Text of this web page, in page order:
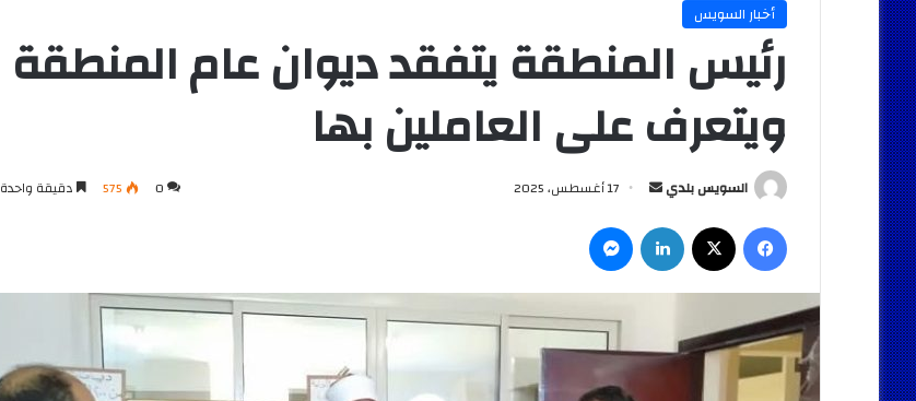
أخبار السويس
رئيس المنطقة يتفقد ديوان عام المنطقة
ويتعرف على العاملين بها
السويس بلدي
أرسل
إلكترونيا
17 أغسطس، 2025 0
575 دقيقة واحدة
فيسبوك لينكدإن